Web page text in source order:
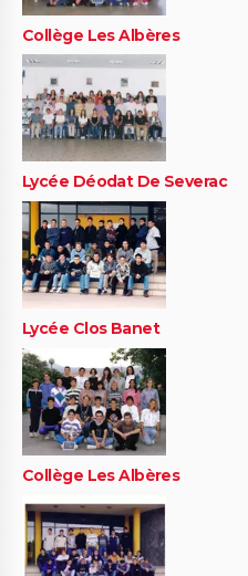
Collège Les Albères
Lycée Déodat De Severac
Lycée Clos Banet
Collège Les Albères